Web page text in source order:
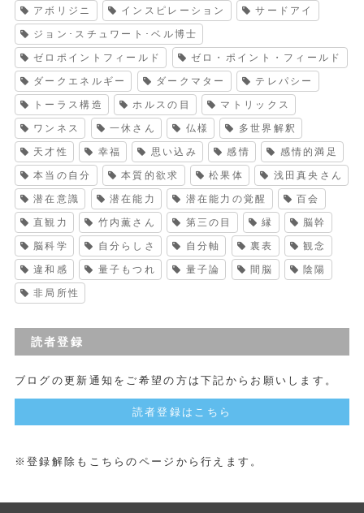
アボリジニ インスピレーション サードアイ
ジョン･スチュワート･ベル博士
ゼロポイントフィールド ゼロ・ポイント・フィールド
ダークエネルギー ダークマター テレパシー
トーラス構造 ホルスの目 マトリックス
ワンネス 一休さん 仏様 多世界解釈
天才性 幸福 思い込み 感情 感情的満足
本当の自分 本質的欲求 松果体 浅田真央さん
潜在意識 潜在能力 潜在能力の覚醒 百会
直観力 竹内薫さん 第三の目 縁 脳幹
脳科学 自分らしさ 自分軸 裏表 観念
違和感 量子もつれ 量子論 間脳 陰陽
非局所性
読者登録
ブログの更新通知をご希望の方は下記からお願いします。
読者登録はこちら
※登録解除もこちらのページから行えます。